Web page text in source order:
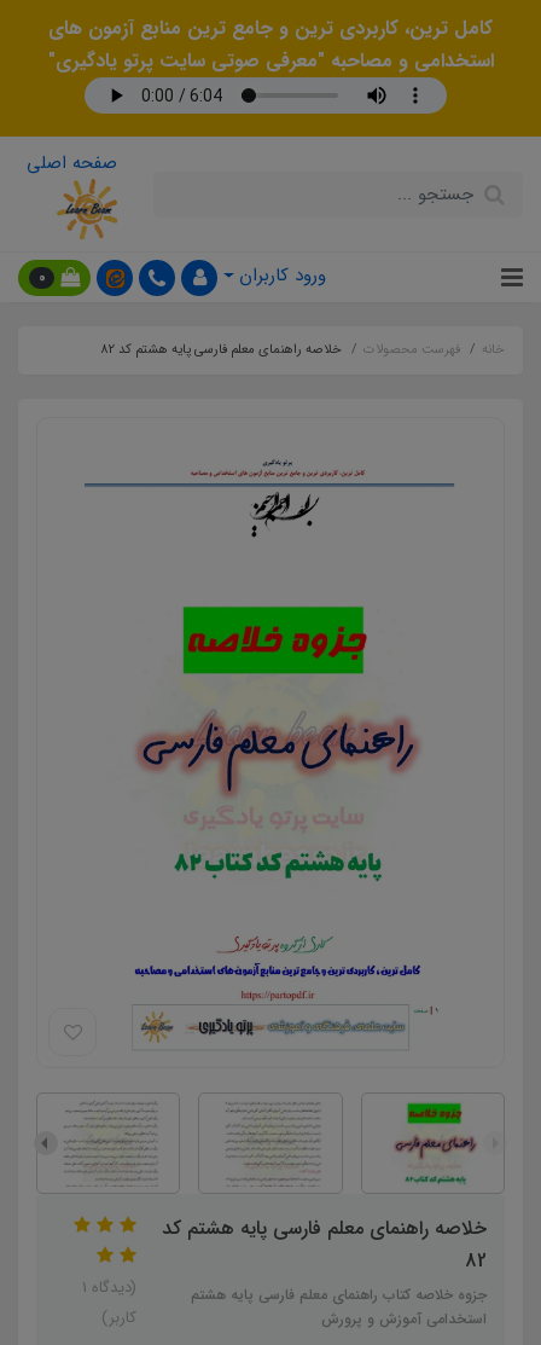
کامل ترین، کاربردی ترین و جامع ترین منابع آزمون های
استخدامی و مصاحبه "معرفی صوتی سایت پرتو یادگیری"
صفحه اصلی
ورود کاربران 0
خانه فهرست محصولات خلاصه راهنمای معلم فارسی پایه هشتم کد 82
خلاصه راهنمای معلم فارسی پایه هشتم کد
82
جزوه خلاصه کتاب راهنمای معلم فارسی پایه هشتم
استخدامی آموزش و پرورش
(دیدگاه 1
کاربر)